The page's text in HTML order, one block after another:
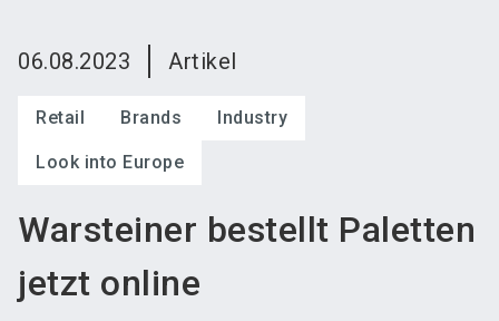
06.08.2023 Artikel
Retail Brands Industry
Look into Europe
Warsteiner bestellt Paletten
jetzt online